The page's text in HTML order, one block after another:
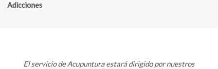
Adicciones
El servicio de Acupuntura estará dirigido por nuestros